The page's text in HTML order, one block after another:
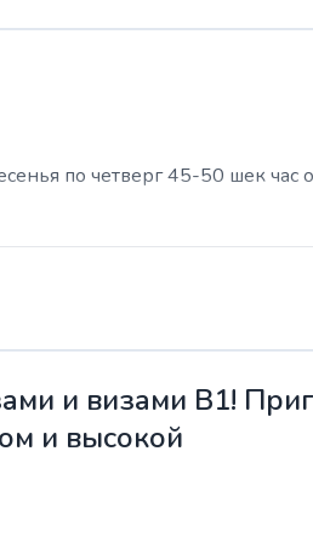
по четверг 45-50 шек час
и визами B1!
и высокой